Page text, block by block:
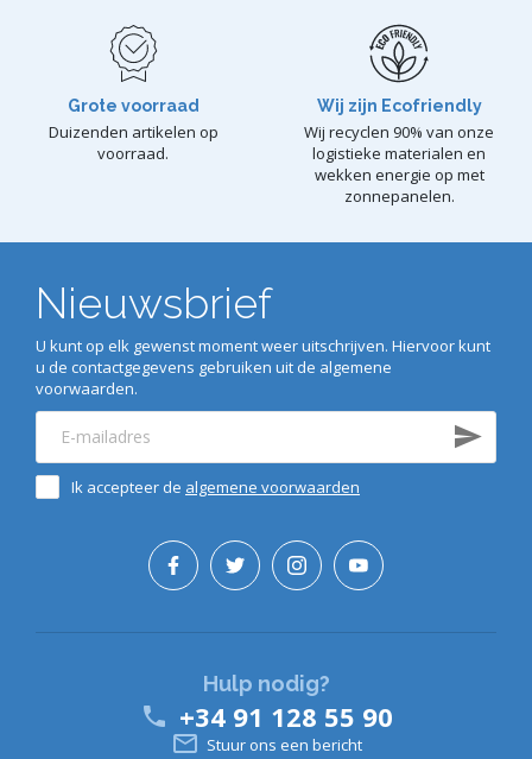
Grote voorraad
Duizenden artikelen op
voorraad.
Wij zijn Ecofriendly
Wij recyclen 90% van onze
logistieke materialen en
wekken energie op met
zonnepanelen.
Nieuwsbrief
U kunt op elk gewenst moment weer uitschrijven. Hiervoor kunt
u de contactgegevens gebruiken uit de algemene
voorwaarden.
Ik accepteer de algemene voorwaarden
Hulp nodig?
 +34 91 128 55 90
 Stuur ons een bericht